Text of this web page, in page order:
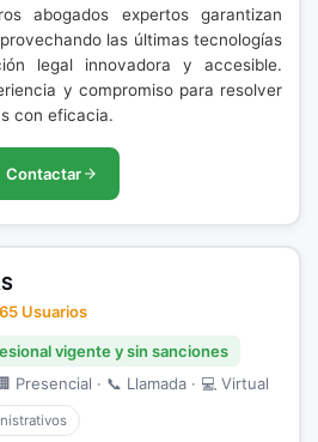
abogados expertos garantizan
las últimas tecnologías
legal innovadora y accesible.
y compromiso para resolver
con eficacia.
Contactar
Usuarios
vigente y sin sanciones
Presencial · 📞 Llamada · 💻 Virtual